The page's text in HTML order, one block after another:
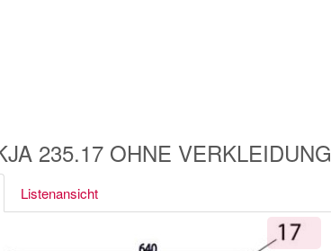
235.17 OHNE VERKLEIDUNG
Listenansicht